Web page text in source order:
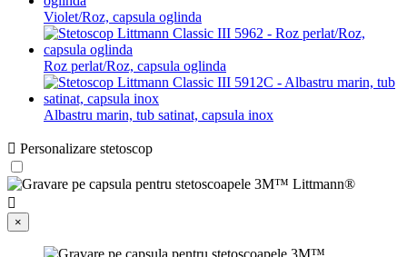
Violet/Roz, capsula oglinda
Roz perlat/Roz, capsula oglinda
Albastru marin, tub satinat, capsula inox
 Personalizare stetoscop

×